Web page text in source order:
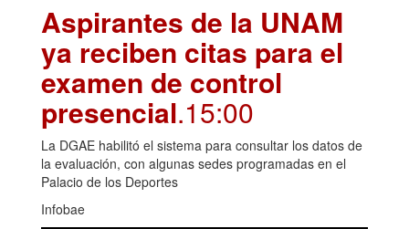
Aspirantes de la UNAM
ya reciben citas para el
examen de control
presencial.15:00
La DGAE habilitó el sistema para consultar los datos de
la evaluación, con algunas sedes programadas en el
Palacio de los Deportes
Infobae